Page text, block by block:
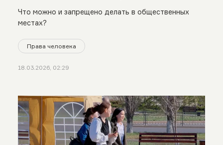
Что можно и запрещено делать в общественных
местах?
Права человека
18.03.2026, 02:29